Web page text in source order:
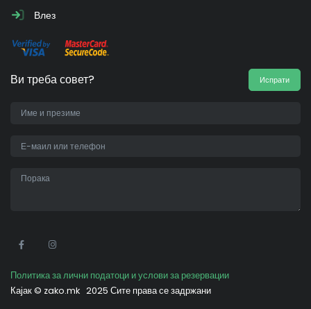
Влез
Ви треба совет? Испрати
Политика за лични податоци и услови за резервации
Кајак © zako.mk 2025 Сите права се задржани